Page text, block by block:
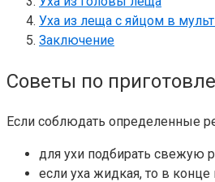
Уха из леща с яйцом в
Заключение
Советы по
Если соблюдать определенные
для ухи подбирать свежую
если уха жидкая, то в конце